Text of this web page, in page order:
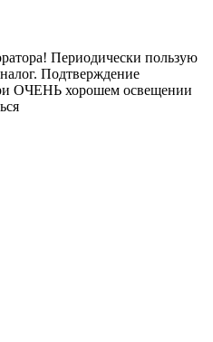
Периодически пользую
Подтверждение
ОЧЕНЬ хорошем освещении